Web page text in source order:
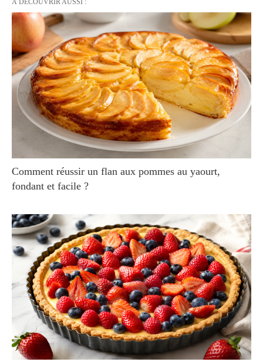
À DÉCOUVRIR AUSSI :
Comment réussir un flan aux pommes au yaourt,
fondant et facile ?